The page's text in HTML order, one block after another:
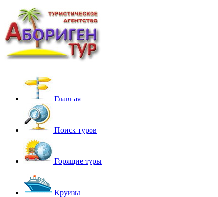
Главная
Поиск туров
Горящие туры
Круизы